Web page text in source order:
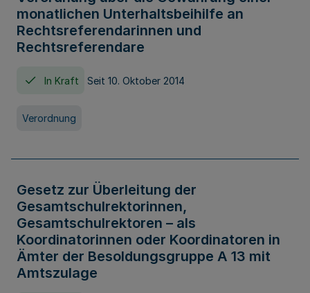
monatlichen Unterhaltsbeihilfe an
Rechtsreferendarinnen und
Rechtsreferendare
In Kraft Seit 10. Oktober 2014
Verordnung
Gesetz zur Überleitung der
Gesamtschulrektorinnen,
Gesamtschulrektoren – als
Koordinatorinnen oder Koordinatoren in
Ämter der Besoldungsgruppe A 13 mit
Amtszulage